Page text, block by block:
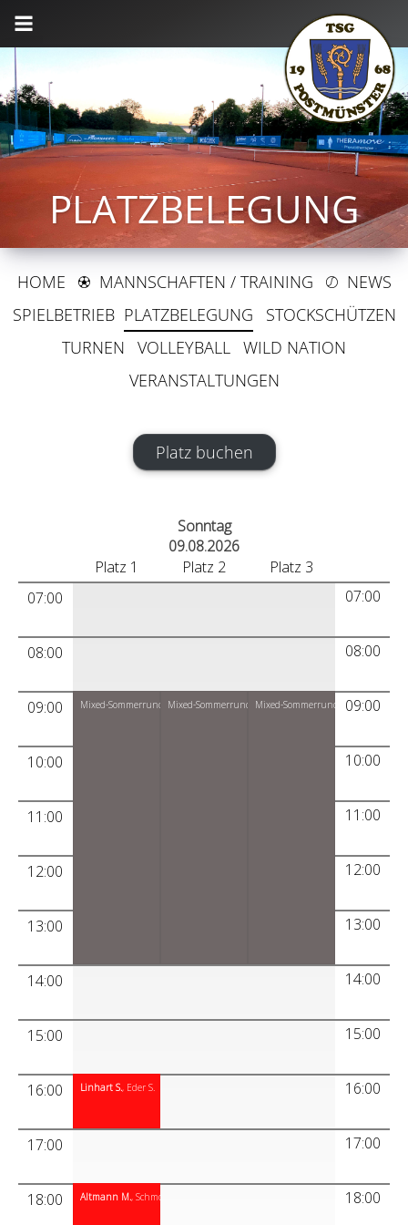
PLATZBELEGUNG
HOME B MANNSCHAFTEN / TRAINING C NEWS
SPIELBETRIEB PLATZBELEGUNG
STOCKSCHÜTZEN
TURNEN
VOLLEYBALL WILD NATION
VERANSTALTUNGEN
Platz buchen